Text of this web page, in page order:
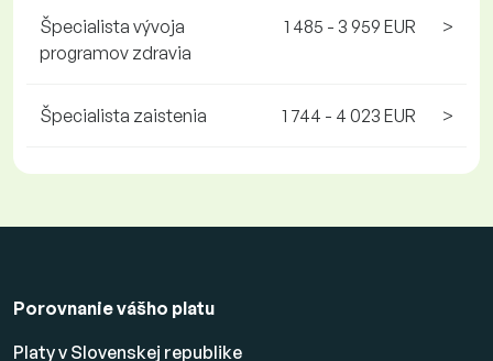
Špecialista vývoja
programov zdravia
1 485 - 3 959 EUR >
Špecialista zaistenia 1 744 - 4 023 EUR >
Porovnanie vášho platu
Platy v Slovenskej republike